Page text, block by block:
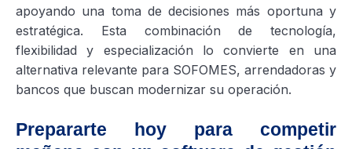
apoyando una toma de decisiones más oportuna y
estratégica. Esta combinación de tecnología,
flexibilidad y especialización lo convierte en una
alternativa relevante para SOFOMES, arrendadoras y
bancos que buscan modernizar su operación.
Prepararte hoy para competir